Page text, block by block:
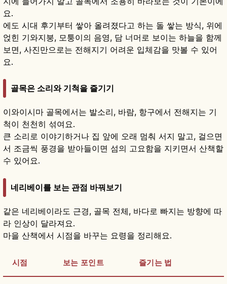
요.
에도 시대 후기부터 쌓아 올려졌다고 하는 돌 쌓는 방식, 위에
얹힌 기와지붕, 모퉁이의 음영, 담 너머로 보이는 하늘을 함께
보면, 사진만으로는 전해지기 어려운 입체감을 맛볼 수 있어
요.
골목은 소리와 기척을 즐기기
이와이시마 골목에서는 발소리, 바람, 항구에서 전해지는 기
척이 천천히 섞여요.
큰 소리로 이야기하거나 집 앞에 오래 멈춰 서지 말고, 걸으면
서 조금씩 풍경을 받아들이면 섬의 고요함을 지키면서 산책할
수 있어요.
네리베이를 보는 관점 바꿔보기
같은 네리베이라도 근경, 골목 전체, 바다로 빠지는 방향에 따
라 인상이 달라져요.
마을 산책에서 시점을 바꾸는 요령을 정리해요.
시점 보는 포인트 즐기는 법